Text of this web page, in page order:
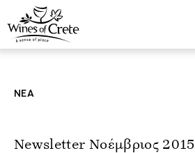
ΝΕΑ
Newsletter Νοέμβριος 2015